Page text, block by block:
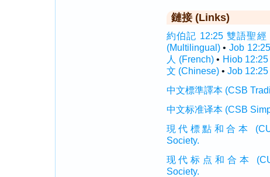
鏈接 (Links)
約伯記 12:25 雙語聖經
(Multilingual)• Job
人 (French)• Hiob
文 (Chinese)• Job
中文標準譯本 (CSB
中文标准译本 (CSB
現代標點和合本
Society.
现代标点和合本
Society.